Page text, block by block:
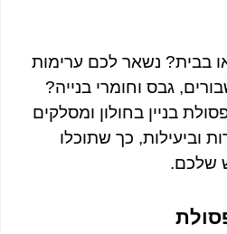
בבית? נשאר לכם ערימות
גבס וחומרי בנייה?
בניין בחולון ומסלקים
וביעילות, כך שתוכלו
שלכם.